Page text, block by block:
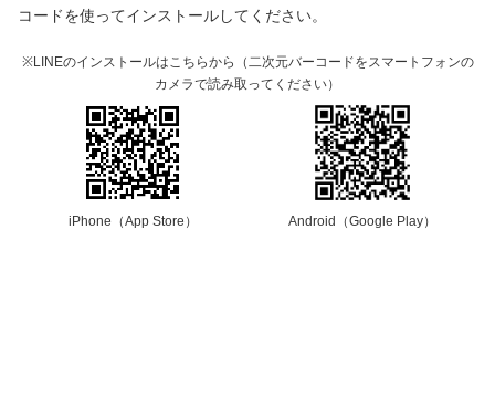
コードを使ってインストールしてください。
※LINEのインストールはこちらから（二次元バーコードをスマートフォンの
カメラで読み取ってください）
iPhone（App Store） Android（Google Play）